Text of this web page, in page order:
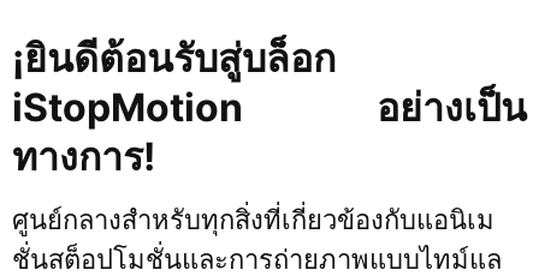
¡ยินดีต้อนรับสู่บล็อก
iStopMotion อย่างเป็น
ทางการ!
ศูนย์กลางสำหรับทุกสิ่งที่เกี่ยวข้องกับแอนิเม
ชั่นสต็อปโมชั่นและการถ่ายภาพแบบไทม์แล